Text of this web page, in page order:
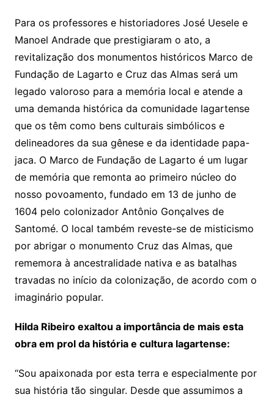
Para os professores e historiadores José Uesele e
Manoel Andrade que prestigiaram o ato, a
revitalização dos monumentos históricos Marco de
Fundação de Lagarto e Cruz das Almas será um
legado valoroso para a memória local e atende a
uma demanda histórica da comunidade lagartense
que os têm como bens culturais simbólicos e
delineadores da sua gênese e da identidade papa-
jaca. O Marco de Fundação de Lagarto é um lugar
de memória que remonta ao primeiro núcleo do
nosso povoamento, fundado em 13 de junho de
1604 pelo colonizador Antônio Gonçalves de
Santomé. O local também reveste-se de misticismo
por abrigar o monumento Cruz das Almas, que
rememora à ancestralidade nativa e as batalhas
travadas no início da colonização, de acordo com o
imaginário popular.
Hilda Ribeiro exaltou a importância de mais esta
obra em prol da história e cultura lagartense:
“Sou apaixonada por esta terra e especialmente por
sua história tão singular. Desde que assumimos a